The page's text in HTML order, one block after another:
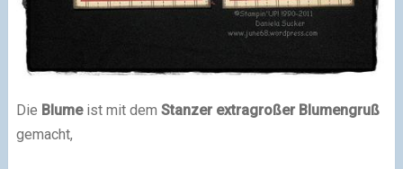
Die Blume ist mit dem Stanzer extragroßer Blumengruß
gemacht,